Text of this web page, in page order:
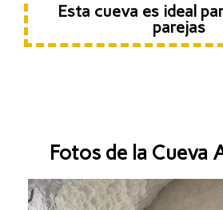
Esta cueva es ideal
parejas
Fotos de la Cueva